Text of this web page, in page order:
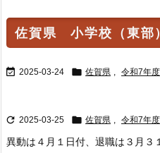
佐賀県 小学校（東
 2025-03-24  佐賀県 , 令和7年度
 2025-03-25  佐賀県 , 令和7年度
異動は４月１日付、退職は３月３